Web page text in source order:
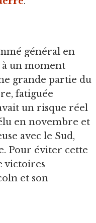
général en
à un moment
grande partie du
fatiguée
un risque réel
en novembre et
avec le Sud,
Pour éviter cette
victoires
et son